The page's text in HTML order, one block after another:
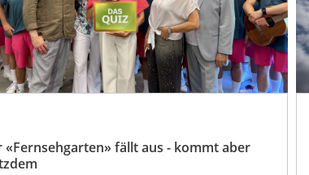
«Fernsehgarten» fällt aus - kommt aber